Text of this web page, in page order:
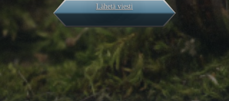
Lähetä viesti